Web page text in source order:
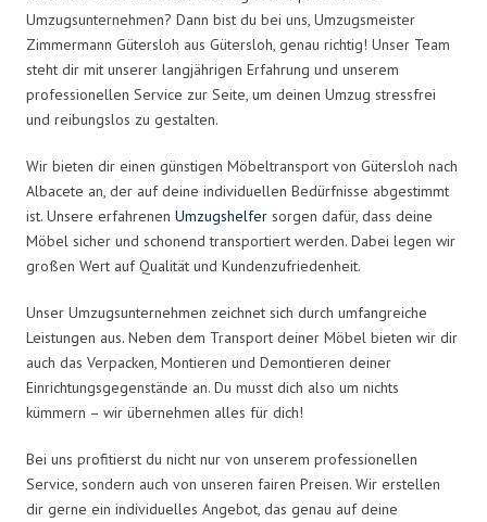
Umzugsunternehmen? Dann bist du bei uns, Umzugsmeister
Zimmermann Gütersloh aus Gütersloh, genau richtig! Unser Team
steht dir mit unserer langjährigen Erfahrung und unserem
professionellen Service zur Seite, um deinen Umzug stressfrei
und reibungslos zu gestalten.
Wir bieten dir einen günstigen Möbeltransport von Gütersloh nach
Albacete an, der auf deine individuellen Bedürfnisse abgestimmt
ist. Unsere erfahrenen Umzugshelfer sorgen dafür, dass deine
Möbel sicher und schonend transportiert werden. Dabei legen wir
großen Wert auf Qualität und Kundenzufriedenheit.
Unser Umzugsunternehmen zeichnet sich durch umfangreiche
Leistungen aus. Neben dem Transport deiner Möbel bieten wir dir
auch das Verpacken, Montieren und Demontieren deiner
Einrichtungsgegenstände an. Du musst dich also um nichts
kümmern – wir übernehmen alles für dich!
Bei uns profitierst du nicht nur von unserem professionellen
Service, sondern auch von unseren fairen Preisen. Wir erstellen
dir gerne ein individuelles Angebot, das genau auf deine